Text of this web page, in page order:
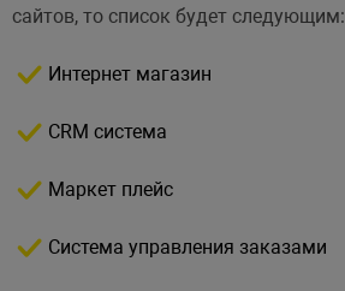
сайтов, то список будет следующим:
Интернет магазин
CRM система
Маркет плейс
Система управления заказами